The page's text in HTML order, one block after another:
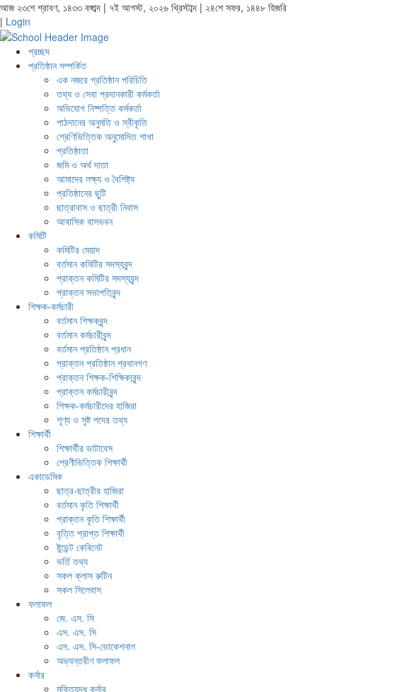
আজ ২৩শে শ্রাবণ, ১৪৩৩ বঙ্গাব্দ | ৭ই আগস্ট, ২০২৬ খ্রিস্টাব্দ | ২৪শে সফর, ১৪৪৮ হিজরি
| Login
প্রচ্ছদ
প্রতিষ্ঠান সম্পর্কিত
এক নজরে প্রতিষ্ঠান পরিচিতি
তথ্য ও সেবা প্রদানকারী কর্মকর্তা
অভিযোগ নিষ্পত্তি কর্মকর্তা
পাঠদানের অনুমতি ও স্বীকৃতি
শ্রেণিভিত্তিক অনুমোদিত শাখা
প্রতিষ্ঠাতা
জমি ও অর্থ দাতা
আমাদের লক্ষ্য ও বৈশিষ্ট্য
প্রতিষ্ঠানের ছুটি
ছাত্রাবাস ও ছাত্রী নিবাস
আবাসিক বাসভবন
কমিটি
কমিটির মেয়াদ
বর্তমান কমিটির সদস্যবৃন্দ
প্রাক্তন কমিটির সদস্যবৃন্দ
প্রাক্তন সভাপতিবৃন্দ
শিক্ষক-কর্মচারী
বর্তমান শিক্ষকবৃন্দ
বর্তমান কর্মচারীবৃন্দ
বর্তমান প্রতিষ্ঠান প্রধান
প্রাক্তন প্রতিষ্ঠান প্রধানগণ
প্রাক্তন শিক্ষক-শিক্ষিকাবৃন্দ
প্রাক্তন কর্মচারীবৃন্দ
শিক্ষক-কর্মচারীদের হাজিরা
শূণ্য ও সৃষ্ট পদের তথ্য
শিক্ষার্থী
শিক্ষার্থীর ডাটাবেস
শ্রেণীভিত্তিক শিক্ষার্থী
একাডেমিক
ছাত্র-ছাত্রীর হাজিরা
বর্তমান কৃতি শিক্ষার্থী
প্রাক্তন কৃতি শিক্ষার্থী
বৃত্তি প্রাপ্ত শিক্ষার্থী
ষ্টুডেন্ট কেবিনেট
ভর্তি তথ্য
সকল ক্লাস রুটিন
সকল সিলেবাস
ফলাফল
জে. এস. সি
এস. এস. সি
এস. এস. সি-ভোকেশনাল
অভ্যন্তরীণ ফলাফল
কর্নার
মুক্তিযুদ্ধ কর্নার